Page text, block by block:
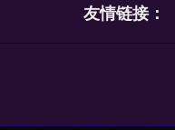
友情链接：